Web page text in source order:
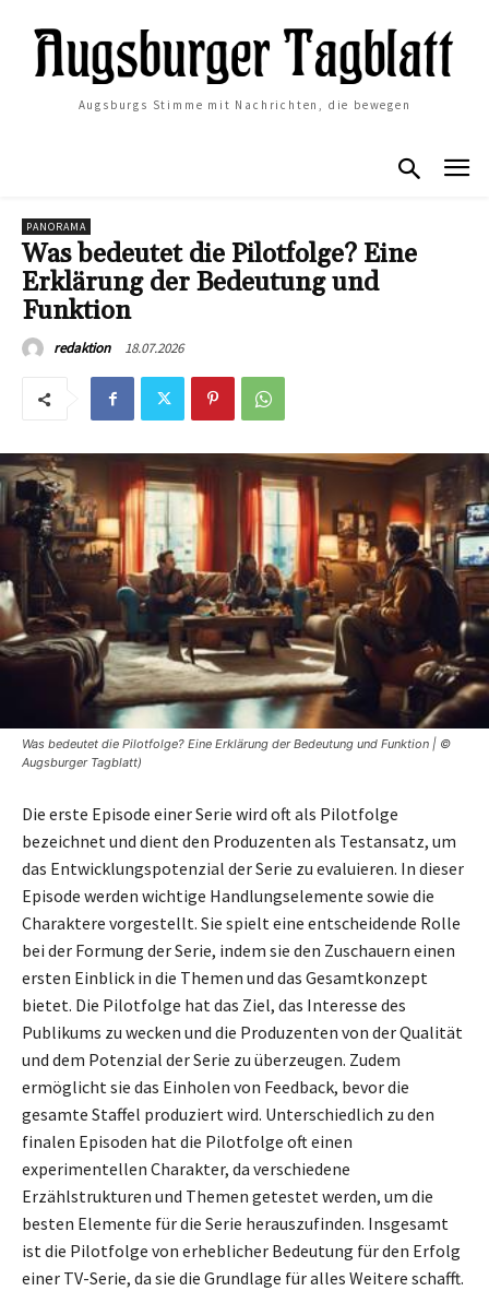
Augsburgs Stimme mit Nachrichten, die bewegen
PANORAMA
Was bedeutet die Pilotfolge? Eine
Erklärung der Bedeutung und
Funktion
redaktion 18.07.2026
Was bedeutet die Pilotfolge? Eine Erklärung der Bedeutung und Funktion | ©
Augsburger Tagblatt)
Die erste Episode einer Serie wird oft als Pilotfolge
bezeichnet und dient den Produzenten als Testansatz, um
das Entwicklungspotenzial der Serie zu evaluieren. In dieser
Episode werden wichtige Handlungselemente sowie die
Charaktere vorgestellt. Sie spielt eine entscheidende Rolle
bei der Formung der Serie, indem sie den Zuschauern einen
ersten Einblick in die Themen und das Gesamtkonzept
bietet. Die Pilotfolge hat das Ziel, das Interesse des
Publikums zu wecken und die Produzenten von der Qualität
und dem Potenzial der Serie zu überzeugen. Zudem
ermöglicht sie das Einholen von Feedback, bevor die
gesamte Staffel produziert wird. Unterschiedlich zu den
finalen Episoden hat die Pilotfolge oft einen
experimentellen Charakter, da verschiedene
Erzählstrukturen und Themen getestet werden, um die
besten Elemente für die Serie herauszufinden. Insgesamt
ist die Pilotfolge von erheblicher Bedeutung für den Erfolg
einer TV-Serie, da sie die Grundlage für alles Weitere schafft.